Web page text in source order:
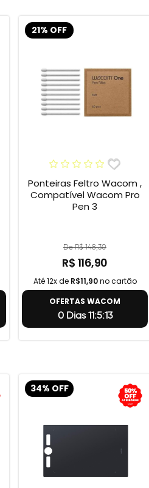
21% OFF
Ponteiras Feltro Wacom ,
Compatível Wacom Pro
Pen 3
De R$ 148,30
R$ 116,90
Até 12x de R$11,90no cartão
OFERTAS WACOM
0 Dias 11:5:12
34% OFF